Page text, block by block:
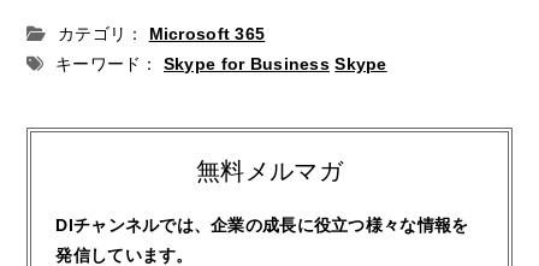
カテゴリ：
Microsoft 365
キーワード：
Skype for Business Skype
無料メルマガ
DIチャンネルでは、企業の成長に役立つ様々な情報を
発信しています。